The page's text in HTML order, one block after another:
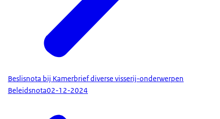
Beslisnota bij Kamerbrief diverse visserij-onderwerpen
Beleidsnota02-12-2024